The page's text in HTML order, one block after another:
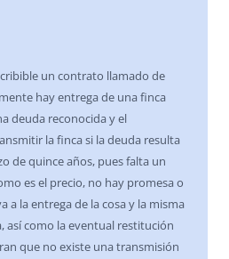
un contrato llamado de
hay entrega de una finca
deuda reconocida y el
la finca si la deuda resulta
de quince años, pues falta un
es el precio, no hay promesa o
a la entrega de la cosa y la misma
así como la eventual restitución
que no existe una transmisión